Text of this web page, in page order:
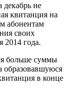
декабрь не
квитанция на
абонентам
своих
2014 года.
больше суммы
образовавшуюся
в конце